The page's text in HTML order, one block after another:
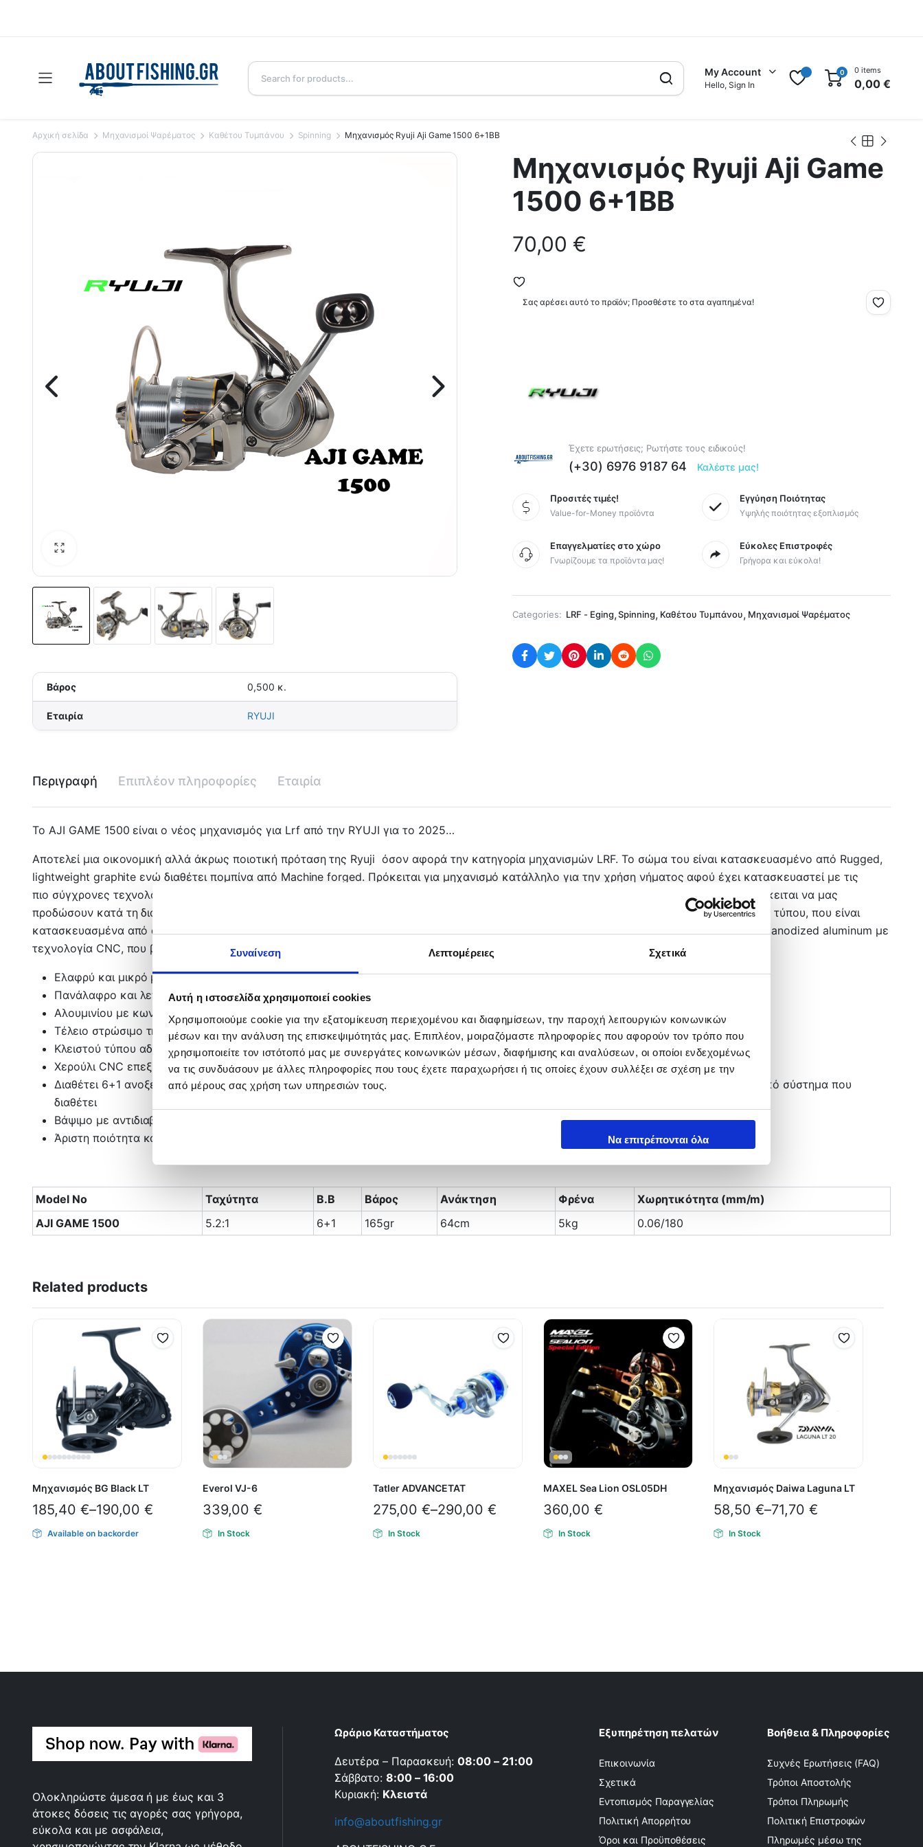
Συναίνεση Λεπτομέρειες Σχετικά
Αυτή η ιστοσελίδα χρησιμοποιεί cookies
Χρησιμοποιούμε cookie για την εξατομίκευση περιεχομένου και διαφημίσεων, την παροχή λειτουργιών κοινωνικών
μέσων και την ανάλυση της επισκεψιμότητάς μας. Επιπλέον, μοιραζόμαστε πληροφορίες που αφορούν τον τρόπο που
χρησιμοποιείτε τον ιστότοπό μας με συνεργάτες κοινωνικών μέσων, διαφήμισης και αναλύσεων, οι οποίοι ενδεχομένως
να τις συνδυάσουν με άλλες πληροφορίες που τους έχετε παραχωρήσει ή τις οποίες έχουν συλλέξει σε σχέση με την
από μέρους σας χρήση των υπηρεσιών τους.
Να επιτρέπονται όλα
My Account
Hello, Sign In
0 0 items
0,00€
Αρχική σελίδα Μηχανισμοί Ψαρέματος Καθέτου Τυμπάνου Spinning Μηχανισμός Ryuji Aji Game 1500 6+1BB
Βάρος 0,500 κ.
Εταιρία RYUJI
Μηχανισμός Ryuji Aji Game
1500 6+1BB
70,00 €
Σας αρέσει αυτό το προϊόν; Προσθέστε το στα αγαπημένα!
Έχετε ερωτήσεις; Ρωτήστε τους ειδικούς!
(+30) 6976 9187 64 Καλέστε μας!
Προσιτές τιμές!
Value-for-Money προϊόντα
Εγγύηση Ποιότητας
Υψηλής ποιότητας εξοπλισμός
Επαγγελματίες στο χώρο
Γνωρίζουμε τα προϊόντα μας!
Εύκολες Επιστροφές
Γρήγορα και εύκολα!
Categories: LRF - Eging, Spinning, Καθέτου Τυμπάνου, Μηχανισμοί Ψαρέματος
Περιγραφή Επιπλέον πληροφορίες Εταιρία
To AJI GAME 1500 είναι ο νέος μηχανισμός για Lrf από την RYUJI για το 2025…
Αποτελεί μια οικονομική αλλά άκρως ποιοτική πρόταση της Ryuji όσον αφορά την κατηγορία μηχανισμών LRF. Το σώμα του είναι κατασκευασμένο από Rugged,
lightweight graphite ενώ διαθέτει πομπίνα από Machine forged. Πρόκειται για μηχανισμό κατάλληλο για την χρήση νήματος αφού έχει κατασκευαστεί με τις
πιο σύγχρονες τεχνολογίες κατασκευής μηχανισμών που χρησιμοποιεί η εταιρεία. Τα φρένα του είναι oversized και γραμμικά ενώ δεν πρόκειται να μας
προδώσουν κατά τη διάρκεια του ψαρέματος αλλά και της μάχης με ένα μεγάλο ψάρι. Αποτελείται από 6+1 ανοξείδωτα ρουλεμάν κλειστού τύπου, που είναι
κατασκευασμένα από ανοξείδωτο ατσάλι ειδικά ώστε να αντέχουν στο θαλασσινό νερό. Η μανιβέλα είναι κατασκευασμένη από Fold down anodized aluminum με
τεχνολογία CNC, που βιδώνει πάνω στο σωμα του μηχανισμού!!
Ελαφρύ και μικρό μηχανάκι ειδικό για LRF αλλά και εγγλέζικο
Πανάλαφρο και λεπτό σώμα από ενισχυμένο γραφίτη.
Aλουμινίου με κωνικό χείλος πομπίνα για καλύτερες ρίψεις
Τέλειο στρώσιμο της νήματος
Κλειστού τύπου αδιάβροχο Line roller με μικρό ρουλεμάν
Χερούλι CNC επεξεργασίας με εργονομική λαβή
Διαθέτει 6+1 ανοξείδωτα ρουλεμάν που δίνουν στο μηχανισμό μια πολύ καλή ομαλή/στιβαρή κίνηση σε συνδυασμό με το αντικραδασμικό σύστημα που
διαθέτει
Βάψιμο με αντιδιαβρωτική προστασία με πολύ όμορφα χρώματα
Άριστη ποιότητα κατασκευής
Model No Ταχύτητα Β.Β Βάρος Ανάκτηση Φρένα
Χωρητικότητα (mm/m)
AJI GAME 1500
5.2:1 6+1 165gr 64cm 5kg 0.06/180
Related products
Μηχανισμός BG Black LT
185,40 €–190,00 €
Available on backorder
Everol VJ-6
339,00 €
In Stock
Tatler ADVANCETAT
275,00 €–290,00 €
In Stock
MAXEL Sea Lion OSL05DH
360,00 €
In Stock
Μηχανισμός Daiwa Laguna LT
58,50 €–71,70 €
In Stock
Ολοκληρώστε άμεσα ή με έως και 3
άτοκες δόσεις τις αγορές σας γρήγορα,
εύκολα και με ασφάλεια,
Ωράριο Καταστήματος
Δευτέρα – Παρασκευή:08:00 – 21:00
Σάββατο: 8:00 – 16:00
Κυριακή: Κλειστά
info@aboutfishing.gr
Εξυπηρέτηση πελατών
Επικοινωνία
Σχετικά
Εντοπισμός Παραγγελίας
Πολιτική Απορρήτου
Όροι και Προϋποθέσεις
Βοήθεια & Πληροφορίες
Συχνές Ερωτήσεις (FAQ)
Τρόποι Αποστολής
Τρόποι Πληρωμής
Πολιτική Επιστροφών
Πληρωμές μέσω της